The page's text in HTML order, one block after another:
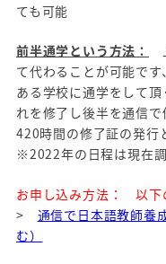
ても可能
前半通学という方法：
て代わることが可能で
ある学校に通学をして
れを修了し後半を通信
420時間の修了証の発行
※2022年の日程は現在
お申し込み方法： 以下
> 通信で日本語教師養
む）